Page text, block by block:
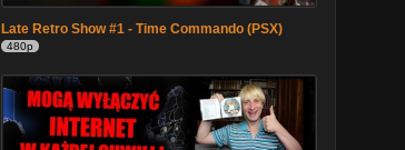
Late Retro Show #1 - Time Commando (PSX)
480p